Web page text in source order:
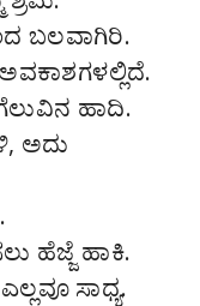
ಬಲವಾಗಿರಿ.
ಹಾದಿ.
ಅದು
ಹೆಜ್ಜೆ ಹಾಕಿ.
ಸಾಧ್ಯ.